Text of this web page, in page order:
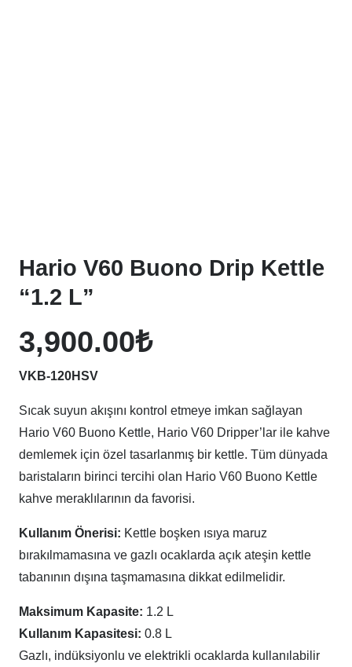
Hario V60 Buono Drip Kettle
“1.2 L”
3,900.00₺
VKB-120HSV
Sıcak suyun akışını kontrol etmeye imkan sağlayan
Hario V60 Buono Kettle, Hario V60 Dripper’lar ile kahve
demlemek için özel tasarlanmış bir kettle. Tüm dünyada
baristaların birinci tercihi olan Hario V60 Buono Kettle
kahve meraklılarının da favorisi.
Kullanım Önerisi: Kettle boşken ısıya maruz
bırakılmamasına ve gazlı ocaklarda açık ateşin kettle
tabanının dışına taşmamasına dikkat edilmelidir.
Maksimum Kapasite: 1.2 L
Kullanım Kapasitesi: 0.8 L
Gazlı, indüksiyonlu ve elektrikli ocaklarda kullanılabilir